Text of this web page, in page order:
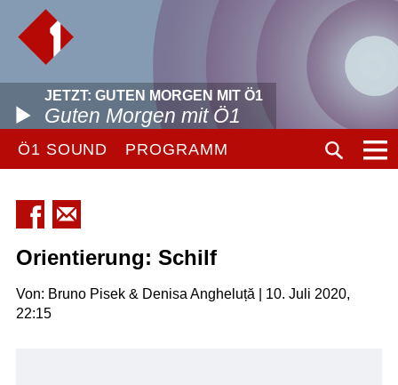
JETZT: GUTEN MORGEN MIT Ö1
Guten Morgen mit Ö1
Ö1 SOUND PROGRAMM
Orientierung: Schilf
Von: Bruno Pisek & Denisa Angheluță | 10. Juli 2020,
22:15